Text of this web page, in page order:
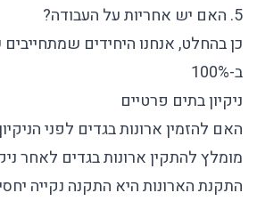
5. האם יש אחריות על העבודה?
כן בהחלט, אנחנו היחידים
ב-100%
ניקיון בתים פרטיים
האם להזמין ארונות בגדים לפני
מומלץ להתקין ארונות בגדים לאחר
התקנת הארונות היא התקנה נקייה